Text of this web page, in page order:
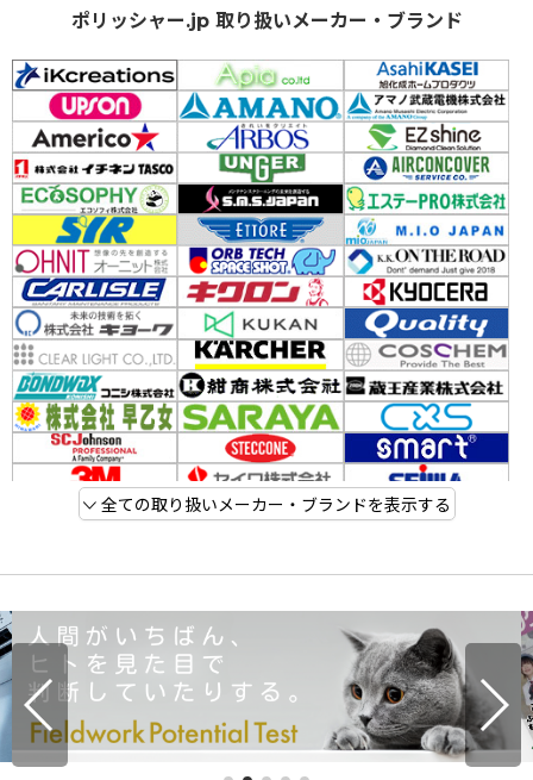
ポリッシャー.jp 取り扱いメーカー・ブランド
全ての取り扱いメーカー・ブランドを表示する